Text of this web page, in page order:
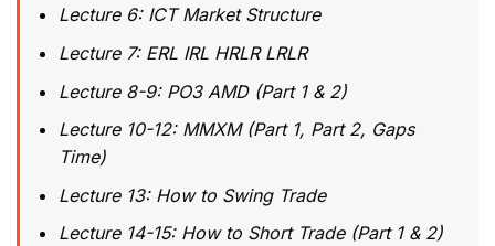
Lecture 6: ICT Market Structure
Lecture 7: ERL IRL HRLR LRLR
Lecture 8-9: PO3 AMD (Part 1 & 2)
Lecture 10-12: MMXM (Part 1, Part 2, Gaps
Time)
Lecture 13: How to Swing Trade
Lecture 14-15: How to Short Trade (Part 1 & 2)